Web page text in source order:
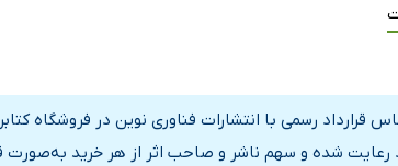
قرارداد رسمی با انتشارات فناوری نوین در فروشگاه
رعایت شده و سهم ناشر و صاحب اثر از هر خرید به‌صورت